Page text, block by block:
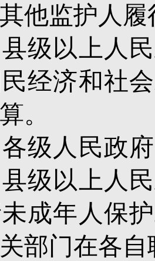
他监护人
级以上人
经济和社
。
级人民政
级以上人
成年人保
部门在各